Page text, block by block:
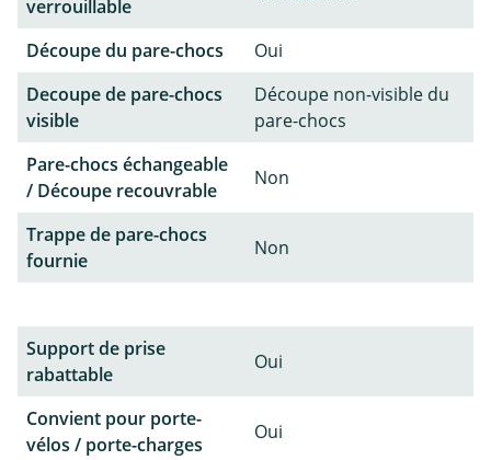
verrouillable
Découpe du pare-chocs
Oui
Decoupe de pare-chocs
visible
Découpe non-visible du
pare-chocs
Pare-chocs échangeable
/ Découpe recouvrable
Non
Trappe de pare-chocs
fournie
Non
Support de prise
rabattable
Oui
Convient pour porte-
vélos / porte-charges
Oui